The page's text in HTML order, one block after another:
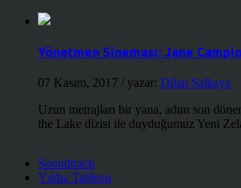
Yönetmen Sineması: Jane
07 Kasım, 2017 / yazar: Dilan Salkaya
Uzun metrajları bir yana, adını son
the Lake dizisi ile duyduğumuz Yeni
Soundtrack
Yıldız Tablosu